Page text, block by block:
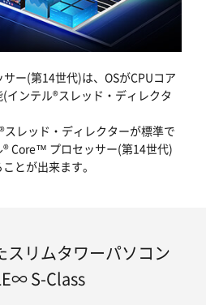
ー(第14世代)は、OSがCPUコア
インテル®スレッド・ディレクタ
レッド・ディレクターが標準で
Core™ プロセッサー(第14世代)
とが出来ます。
スリムタワーパソコン
S-Class